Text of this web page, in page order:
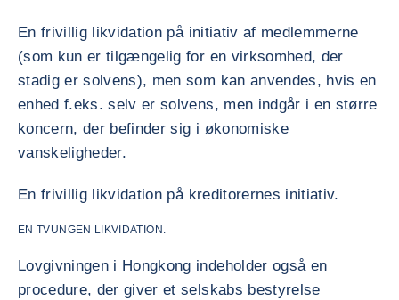
En frivillig likvidation på initiativ af medlemmerne
(som kun er tilgængelig for en virksomhed, der
stadig er solvens), men som kan anvendes, hvis en
enhed f.eks. selv er solvens, men indgår i en større
koncern, der befinder sig i økonomiske
vanskeligheder.
En frivillig likvidation på kreditorernes initiativ.
EN TVUNGEN LIKVIDATION.
Lovgivningen i Hongkong indeholder også en
procedure, der giver et selskabs bestyrelse